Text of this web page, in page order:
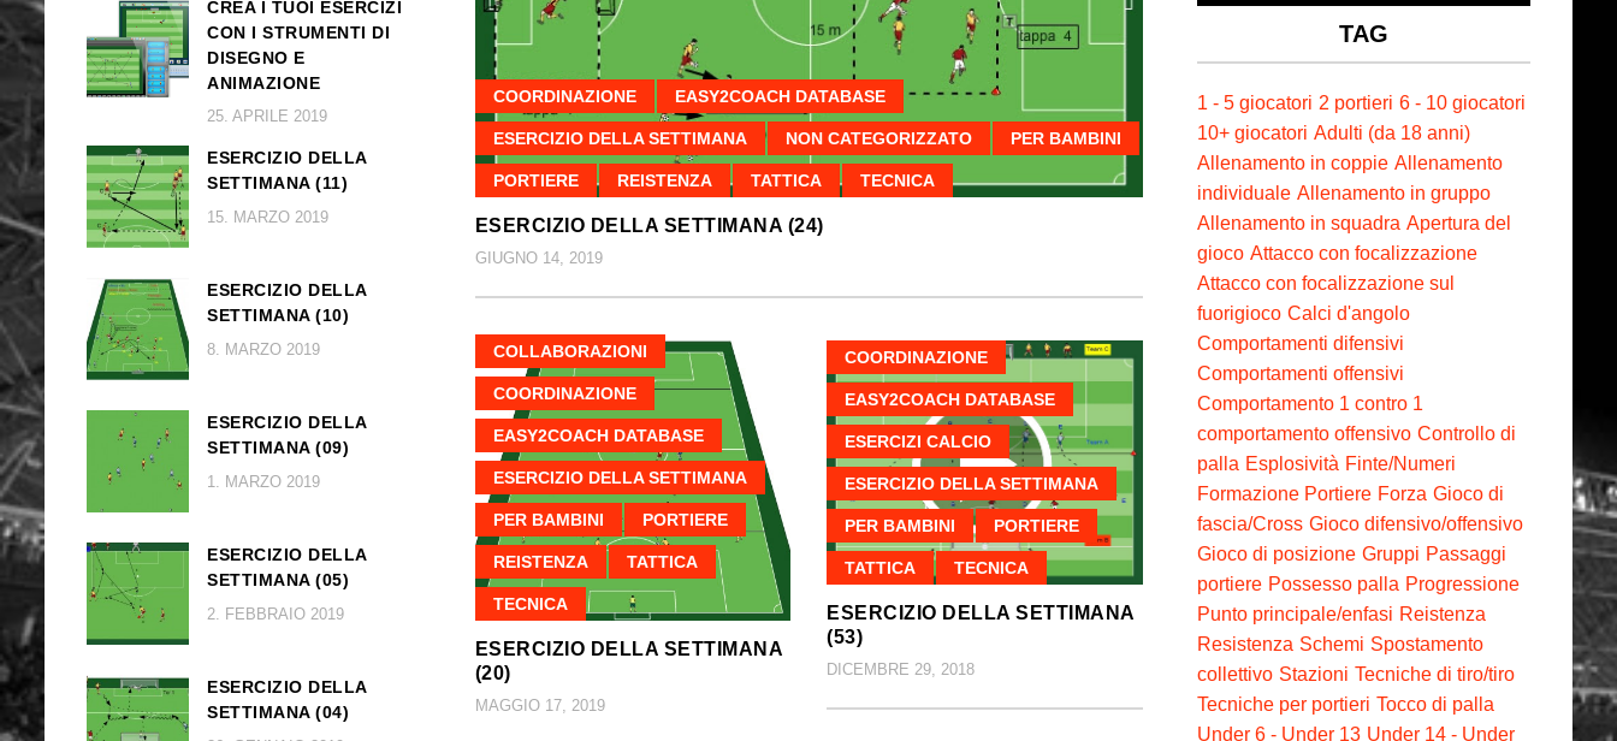
COORDINAZIONE EASY2COACH DATABASE
ESERCIZIO DELLA SETTIMANA NON CATEGORIZZATO PER BAMBINI
PORTIERE REISTENZA TATTICA TECNICA
ESERCIZIO DELLA SETTIMANA (24)
GIUGNO 14, 2019
COLLABORAZIONI
COORDINAZIONE
EASY2COACH DATABASE
ESERCIZIO DELLA SETTIMANA
PER BAMBINI PORTIERE
REISTENZA TATTICA
TECNICA
ESERCIZIO DELLA SETTIMANA
(20)
MAGGIO 17, 2019
COORDINAZIONE
EASY2COACH DATABASE
ESERCIZI CALCIO
ESERCIZIO DELLA SETTIMANA
PER BAMBINI PORTIERE
TATTICA TECNICA
ESERCIZIO DELLA SETTIMANA
(53)
DICEMBRE 29, 2018
CREA I TUOI ESERCIZI
CON I STRUMENTI DI
DISEGNO E
ANIMAZIONE
25. APRILE 2019
ESERCIZIO DELLA
SETTIMANA (11)
15. MARZO 2019
ESERCIZIO DELLA
SETTIMANA (10)
8. MARZO 2019
ESERCIZIO DELLA
SETTIMANA (09)
1. MARZO 2019
ESERCIZIO DELLA
SETTIMANA (05)
2. FEBBRAIO 2019
ESERCIZIO DELLA
SETTIMANA (04)
TAG
1 - 5 giocatori 2 portieri 6 - 10 giocatori
10+ giocatori Adulti (da 18 anni)
Allenamento in coppie Allenamento
individuale Allenamento in gruppo
Allenamento in squadra Apertura del
gioco Attacco con focalizzazione
Attacco con focalizzazione sul
fuorigioco Calci d'angolo
Comportamenti difensivi
Comportamenti offensivi
Comportamento 1 contro 1
comportamento offensivo Controllo di
palla Esplosività Finte/Numeri
Formazione Portiere Forza Gioco di
fascia/Cross Gioco difensivo/offensivo
Gioco di posizione Gruppi Passaggi
portiere Possesso palla Progressione
Punto principale/enfasi Reistenza
Resistenza Schemi Spostamento
collettivo Stazioni Tecniche di tiro/tiro
Tecniche per portieri Tocco di palla
Under 6 - Under 13 Under 14 - Under